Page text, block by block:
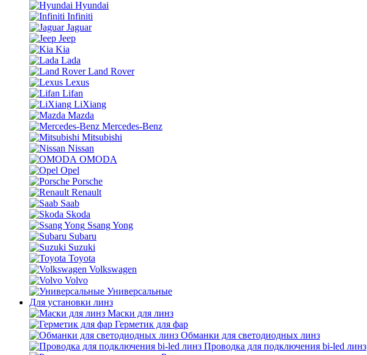
Hyundai
Infiniti
Jaguar
Jeep
Kia
Lada
Land Rover
Lexus
Lifan
LiXiang
Mazda
Mercedes-Benz
Mitsubishi
Nissan
OMODA
Opel
Porsche
Renault
Saab
Skoda
Ssang Yong
Subaru
Suzuki
Toyota
Volkswagen
Volvo
Универсальные
Для установки линз
Маски для линз
Герметик для фар
Обманки для светодиодных линз
Проводка для подключения bi-led линз